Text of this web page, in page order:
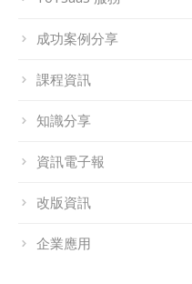
成功案例分享
課程資訊
知識分享
資訊電子報
改版資訊
企業應用